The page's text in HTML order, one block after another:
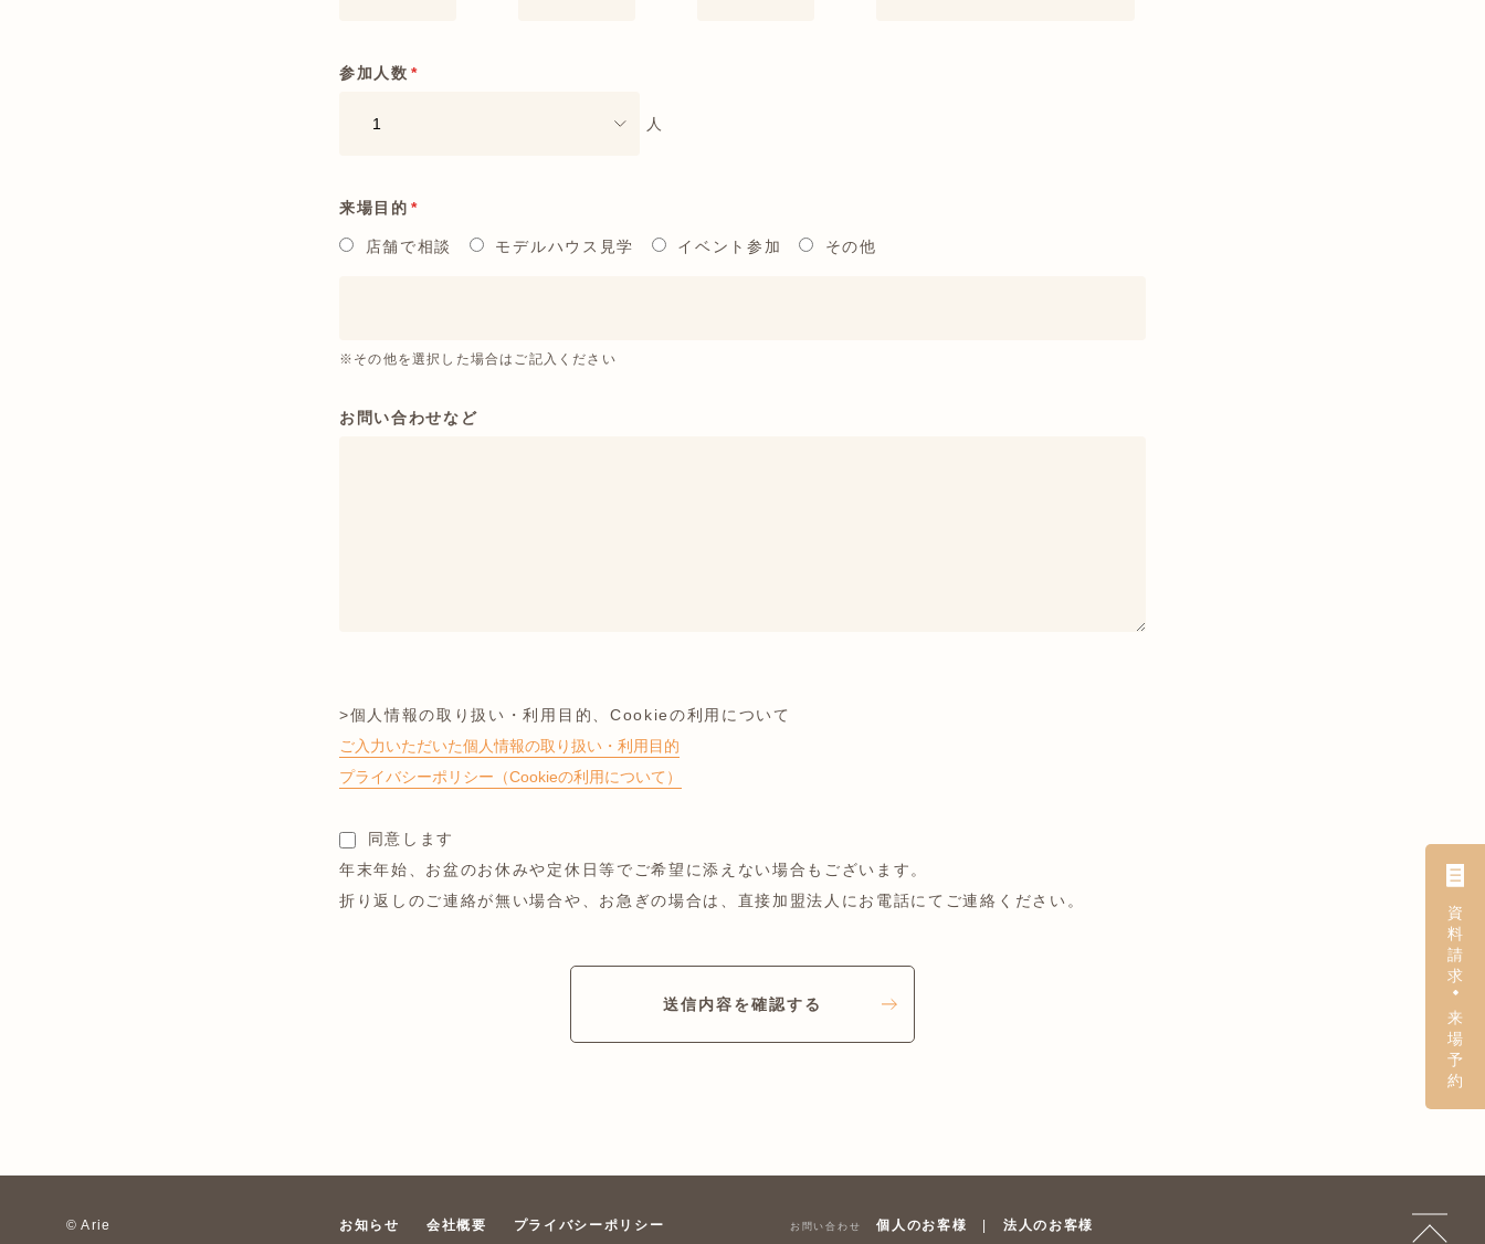
参加人数 *
人
来場目的 *
店舗で相談 モデルハウス見学 イベント参加 その他
※その他を選択した場合はご記入ください
お問い合わせなど
>個人情報の取り扱い・利用目的、Cookieの利用について
ご入力いただいた個人情報の取り扱い・利用目的
プライバシーポリシー（Cookieの利用について）
同意します
年末年始、お盆のお休みや定休日等でご希望に添えない場合もございます。
折り返しのご連絡が無い場合や、お急ぎの場合は、直接加盟法人にお電話にてご連絡ください。
送信内容を確認する
© Arie お知らせ 会社概要 プライバシーポリシー お問い合わせ 個人のお客様 法人のお客様